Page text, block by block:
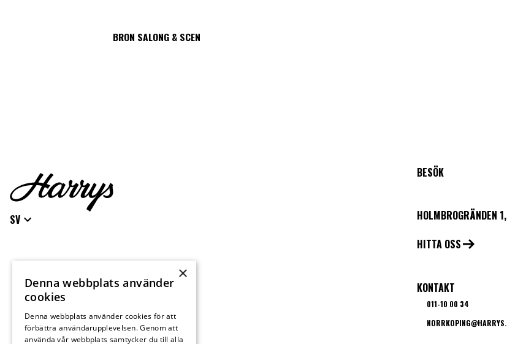
BRON SALONG & SCEN
SV
BESÖK
HOLMBROGRÄNDEN
HITTA OSS
KONTAKT
011-10 00 34
×
Denna webbplats använder
cookies
Denna webbplats använder cookies för att
förbättra användarupplevelsen. Genom att
använda vår webbplats samtycker du till alla